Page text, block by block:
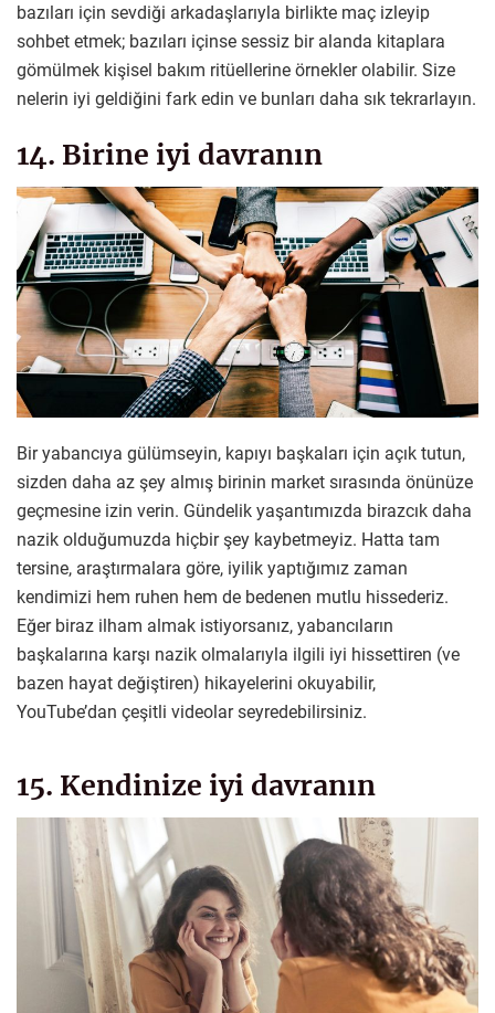
bazıları için sevdiği arkadaşlarıyla birlikte maç izleyip
sohbet etmek; bazıları içinse sessiz bir alanda kitaplara
gömülmek kişisel bakım ritüellerine örnekler olabilir. Size
nelerin iyi geldiğini fark edin ve bunları daha sık tekrarlayın.
14. Birine iyi davranın
Bir yabancıya gülümseyin, kapıyı başkaları için açık tutun,
sizden daha az şey almış birinin market sırasında önünüze
geçmesine izin verin. Gündelik yaşantımızda birazcık daha
nazik olduğumuzda hiçbir şey kaybetmeyiz. Hatta tam
tersine, araştırmalara göre, iyilik yaptığımız zaman
kendimizi hem ruhen hem de bedenen mutlu hissederiz.
Eğer biraz ilham almak istiyorsanız, yabancıların
başkalarına karşı nazik olmalarıyla ilgili iyi hissettiren (ve
bazen hayat değiştiren) hikayelerini okuyabilir,
YouTube’dan çeşitli videolar seyredebilirsiniz.
15. Kendinize iyi davranın